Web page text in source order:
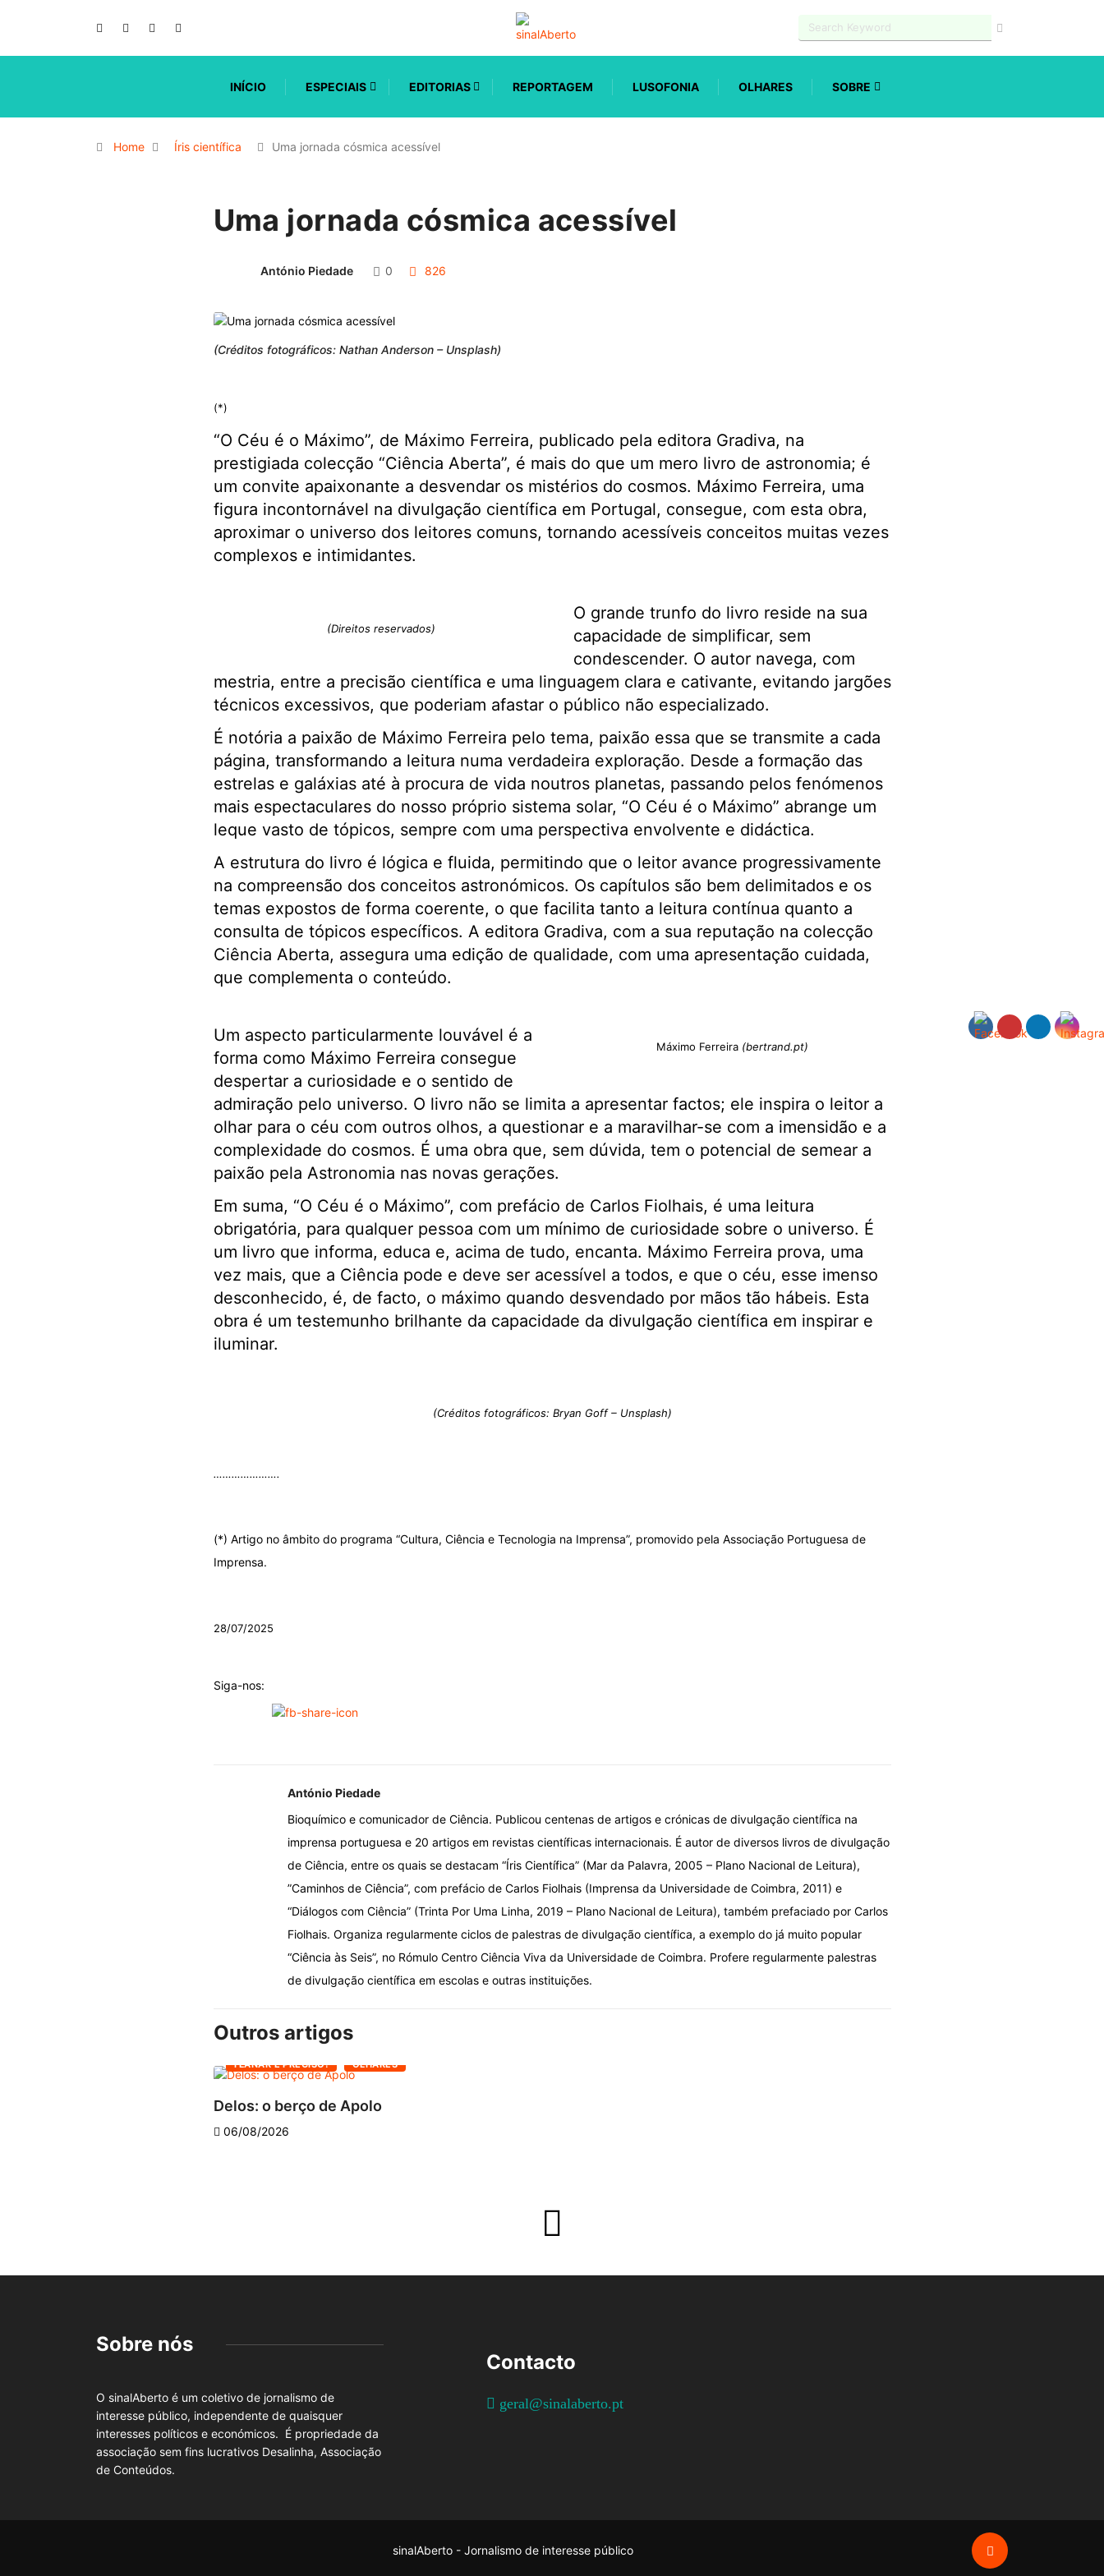
INÍCIO ESPECIAIS EDITORIAS REPORTAGEM LUSOFONIA OLHARES SOBRE
Home Íris científica Uma jornada cósmica acessível
Uma jornada cósmica acessível
António Piedade 0 826
(Créditos fotográficos: Nathan Anderson – Unsplash)
(*)
“O Céu é o Máximo”, de Máximo Ferreira, publicado pela editora Gradiva, na
prestigiada colecção “Ciência Aberta”, é mais do que um mero livro de astronomia; é
um convite apaixonante a desvendar os mistérios do cosmos. Máximo Ferreira, uma
figura incontornável na divulgação científica em Portugal, consegue, com esta obra,
aproximar o universo dos leitores comuns, tornando acessíveis conceitos muitas vezes
complexos e intimidantes.
(Direitos reservados)
O grande trunfo do livro reside na sua
capacidade de simplificar, sem
condescender. O autor navega, com
mestria, entre a precisão científica e uma linguagem clara e cativante, evitando jargões
técnicos excessivos, que poderiam afastar o público não especializado.
É notória a paixão de Máximo Ferreira pelo tema, paixão essa que se transmite a cada
página, transformando a leitura numa verdadeira exploração. Desde a formação das
estrelas e galáxias até à procura de vida noutros planetas, passando pelos fenómenos
mais espectaculares do nosso próprio sistema solar, “O Céu é o Máximo” abrange um
leque vasto de tópicos, sempre com uma perspectiva envolvente e didáctica.
A estrutura do livro é lógica e fluida, permitindo que o leitor avance progressivamente
na compreensão dos conceitos astronómicos. Os capítulos são bem delimitados e os
temas expostos de forma coerente, o que facilita tanto a leitura contínua quanto a
consulta de tópicos específicos. A editora Gradiva, com a sua reputação na colecção
Ciência Aberta, assegura uma edição de qualidade, com uma apresentação cuidada,
que complementa o conteúdo.
Máximo Ferreira (bertrand.pt)
Um aspecto particularmente louvável é a
forma como Máximo Ferreira consegue
despertar a curiosidade e o sentido de
admiração pelo universo. O livro não se limita a apresentar factos; ele inspira o leitor a
olhar para o céu com outros olhos, a questionar e a maravilhar-se com a imensidão e a
complexidade do cosmos. É uma obra que, sem dúvida, tem o potencial de semear a
paixão pela Astronomia nas novas gerações.
Em suma, “O Céu é o Máximo”, com prefácio de Carlos Fiolhais, é uma leitura
obrigatória, para qualquer pessoa com um mínimo de curiosidade sobre o universo. É
um livro que informa, educa e, acima de tudo, encanta. Máximo Ferreira prova, uma
vez mais, que a Ciência pode e deve ser acessível a todos, e que o céu, esse imenso
desconhecido, é, de facto, o máximo quando desvendado por mãos tão hábeis. Esta
obra é um testemunho brilhante da capacidade da divulgação científica em inspirar e
iluminar.
(Créditos fotográficos: Bryan Goff – Unsplash)
………………….
(*) Artigo no âmbito do programa “Cultura, Ciência e Tecnologia na Imprensa”, promovido pela Associação Portuguesa de
Imprensa.
28/07/2025
Siga-nos:
António Piedade
Bioquímico e comunicador de Ciência. Publicou centenas de artigos e crónicas de divulgação científica na
imprensa portuguesa e 20 artigos em revistas científicas internacionais. É autor de diversos livros de divulgação
de Ciência, entre os quais se destacam “Íris Científica” (Mar da Palavra, 2005 – Plano Nacional de Leitura),
”Caminhos de Ciência”, com prefácio de Carlos Fiolhais (Imprensa da Universidade de Coimbra, 2011) e
“Diálogos com Ciência” (Trinta Por Uma Linha, 2019 – Plano Nacional de Leitura), também prefaciado por Carlos
Fiolhais. Organiza regularmente ciclos de palestras de divulgação científica, a exemplo do já muito popular
“Ciência às Seis”, no Rómulo Centro Ciência Viva da Universidade de Coimbra. Profere regularmente palestras
de divulgação científica em escolas e outras instituições.
Outros artigos
FLANAR É PRECISO! OLHARES
Delos: o berço de Apolo
06/08/2026
Sobre nós
O sinalAberto é um coletivo de jornalismo de
interesse público, independente de quaisquer
interesses políticos e económicos. É propriedade da
associação sem fins lucrativos Desalinha, Associação
de Conteúdos.
Contacto
geral@sinalaberto.pt
sinalAberto - Jornalismo de interesse público